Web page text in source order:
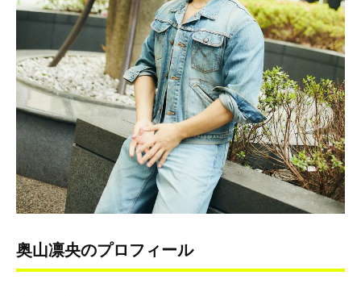
奥山凛央のプロフィール